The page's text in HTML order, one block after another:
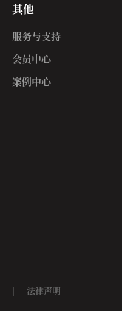
其他
服务与支持
会员中心
案例中心
| 法律声明